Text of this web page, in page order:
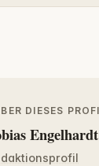
DIESES
Engelhardt